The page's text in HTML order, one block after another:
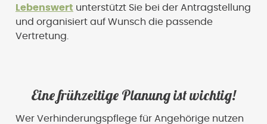
Lebenswert unterstützt Sie bei der Antragstellung
und organisiert auf Wunsch die passende
Vertretung.
Eine frühzeitige Planung ist wichtig!
Wer Verhinderungspflege für Angehörige nutzen